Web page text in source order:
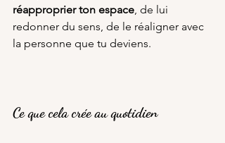
réapproprier ton espace , de lui
redonner du sens, de le réaligner avec
la personne que tu deviens.
Ce que cela crée au quotidien